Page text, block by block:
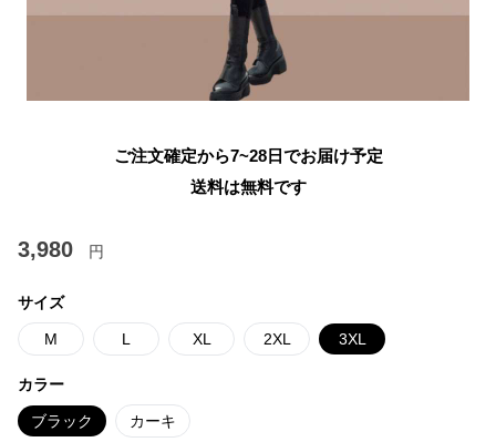
ご注文確定から7~28日でお届け予定
送料は無料です
3,980 円
サイズ
M L XL 2XL 3XL
カラー
ブラック カーキ